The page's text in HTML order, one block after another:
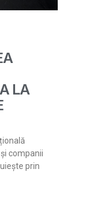
LA
companii
prin